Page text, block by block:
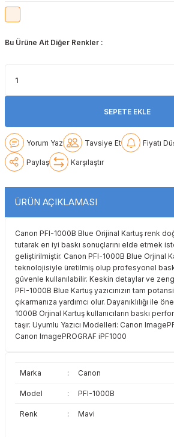
Sharp
Toshiba
Triumph
Toshiba
Triumph
Utax
Bu Ürüne Ait Diğer Renkler :
SEPETE EKLE
Yorum Yaz Tavsiye Et Fiyatı
Paylaş Karşılaştır
ÜRÜN AÇIKLAMASI
Canon PFI-1000B Blue Orijinal Kartuş renk
tutarak en iyi baskı sonuçlarını elde etmek
geliştirilmiştir. Canon PFI-1000B Blue Orjinal
teknolojisiyle üretilmiş olup profesyonel
güvenle kullanılabilir. Keskin detaylar ve
PFI-1000B Blue Kartuş yazıcınızın tam
çıkarmanıza yardımcı olur. Dayanıklılığı ile
1000B Orjinal Kartuş kullanıcıların baskı
taşır. Uyumlu Yazıcı Modelleri: Canon
Canon ImagePROGRAF iPF1000
Marka : Canon
Model : PFI-1000B
Renk : Mavi